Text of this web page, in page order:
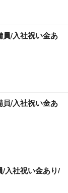
員/入社祝い金あ
員/入社祝い金あ
/入社祝い金あり/